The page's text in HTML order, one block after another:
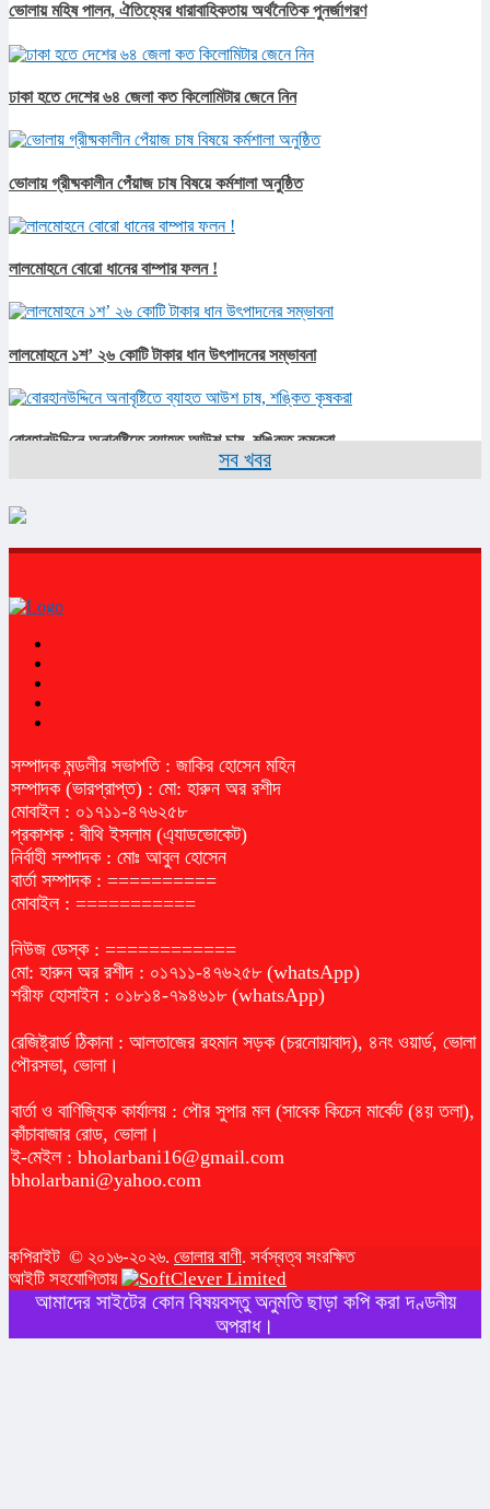
ভোলায় মহিষ পালন, ঐতিহ্যের ধারাবাহিকতায় অর্থনৈতিক পুনর্জাগরণ
ঢাকা হতে দেশের ৬৪ জেলা কত কিলোমিটার জেনে নিন
ভোলায় গ্রীষ্মকালীন পেঁয়াজ চাষ বিষয়ে কর্মশালা অনুষ্ঠিত
লালমোহনে বোরো ধানের বাম্পার ফলন !
লালমোহনে ১শ’ ২৬ কোটি টাকার ধান উৎপাদনের সম্ভাবনা
বোরহানউদ্দিনে অনাবৃষ্টিতে ব্যাহত আউশ চাষ, শঙ্কিত কৃষকরা
সব খবর
সম্পাদক মন্ডলীর সভাপতি : জাকির হোসেন মহিন
সম্পাদক (ভারপ্রাপ্ত) : মো: হারুন অর রশীদ
মোবাইল : ০১৭১১-৪৭৬২৫৮
প্রকাশক : বীথি ইসলাম (এ্যাডভোকেট)
নির্বাহী সম্পাদক : মোঃ আবুল হোসেন
বার্তা সম্পাদক : ==========
মোবাইল : ===========
নিউজ ডেস্ক : ============
মো: হারুন অর রশীদ : ০১৭১১-৪৭৬২৫৮ (whatsApp)
শরীফ হোসাইন : ০১৮১৪-৭৯৪৬১৮ (whatsApp)
রেজিষ্ট্রার্ড ঠিকানা : আলতাজের রহমান সড়ক (চরনোয়াবাদ), ৪নং ওয়ার্ড, ভোলা
পৌরসভা, ভোলা।
বার্তা ও বাণিজ্যিক কার্যালয় : পৌর সুপার মল (সাবেক কিচেন মার্কেট (৪য় তলা),
কাঁচাবাজার রোড, ভোলা।
ই-মেইল : bholarbani16@gmail.com
bholarbani@yahoo.com
কপিরাইট © ২০১৬-২০২৬. ভোলার বাণী. সর্বস্বত্ব সংরক্ষিত
আইটি সহযোগিতায়
আমাদের সাইটের কোন বিষয়বস্তু অনুমতি ছাড়া কপি করা দণ্ডনীয়
অপরাধ।